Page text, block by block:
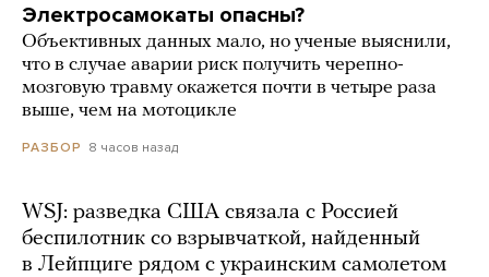
Электросамокаты опасны?
Объективных данных мало, но ученые выяснили,
что в случае аварии риск получить черепно-
мозговую травму окажется почти в четыре раза
выше, чем на мотоцикле
РАЗБОР 8 часов назад
WSJ: разведка США связала с Россией
беспилотник со взрывчаткой, найденный
в Лейпциге рядом с украинским самолетом